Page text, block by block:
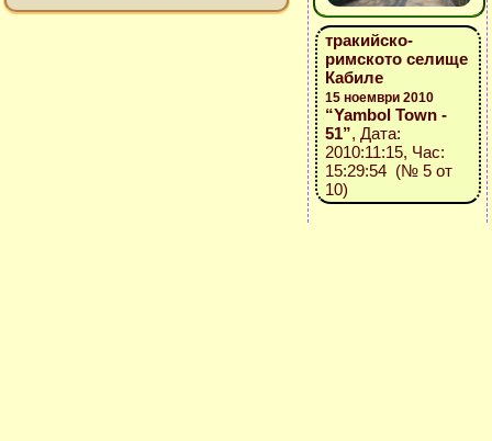
тракийско-
римското селище
Кабиле
15 ноември 2010
“Yambol Town -
51”, Дата:
2010:11:15, Час:
15:29:54 (№ 5 от
10)